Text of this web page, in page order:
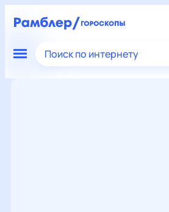
Поиск по интернету